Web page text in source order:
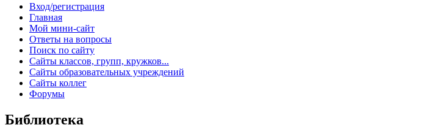
Вход/регистрация
Главная
Мой мини-сайт
Ответы на вопросы
Поиск по сайту
Сайты классов, групп, кружков...
Сайты образовательных учреждений
Сайты коллег
Форумы
Библиотека